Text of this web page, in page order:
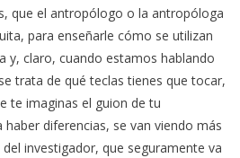
que el antropólogo o la antropóloga
para enseñarle cómo se utilizan
y, claro, cuando estamos hablando
trata de qué teclas tienes que tocar,
te imaginas el guion de tu
diferencias, se van viendo más
investigador, que seguramente va